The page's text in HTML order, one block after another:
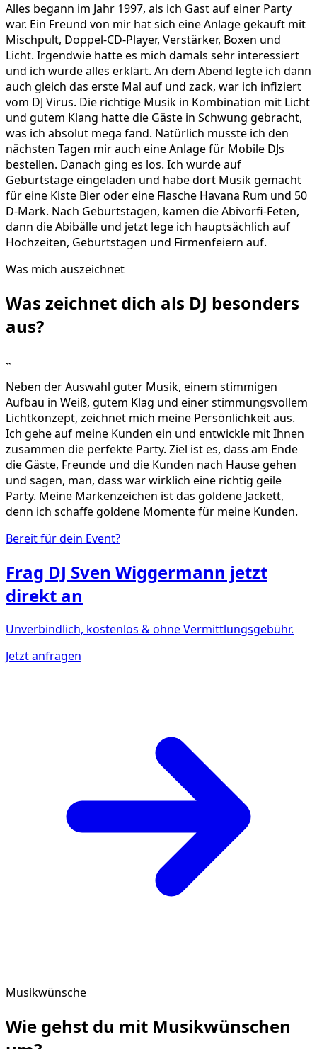
Alles begann im Jahr 1997, als ich Gast auf einer Party
war. Ein Freund von mir hat sich eine Anlage gekauft mit
Mischpult, Doppel-CD-Player, Verstärker, Boxen und
Licht. Irgendwie hatte es mich damals sehr interessiert
und ich wurde alles erklärt. An dem Abend legte ich dann
auch gleich das erste Mal auf und zack, war ich infiziert
vom DJ Virus. Die richtige Musik in Kombination mit Licht
und gutem Klang hatte die Gäste in Schwung gebracht,
was ich absolut mega fand. Natürlich musste ich den
nächsten Tagen mir auch eine Anlage für Mobile DJs
bestellen. Danach ging es los. Ich wurde auf
Geburtstage eingeladen und habe dort Musik gemacht
für eine Kiste Bier oder eine Flasche Havana Rum und 50
D-Mark. Nach Geburtstagen, kamen die Abivorfi-Feten,
dann die Abibälle und jetzt lege ich hauptsächlich auf
Hochzeiten, Geburtstagen und Firmenfeiern auf.
Was mich auszeichnet
Was zeichnet dich als DJ besonders
aus?
„
Neben der Auswahl guter Musik, einem stimmigen
Aufbau in Weiß, gutem Klag und einer stimmungsvollem
Lichtkonzept, zeichnet mich meine Persönlichkeit aus.
Ich gehe auf meine Kunden ein und entwickle mit Ihnen
zusammen die perfekte Party. Ziel ist es, dass am Ende
die Gäste, Freunde und die Kunden nach Hause gehen
und sagen, man, dass war wirklich eine richtig geile
Party. Meine Markenzeichen ist das goldene Jackett,
denn ich schaffe goldene Momente für meine Kunden.
Bereit für dein Event?
Frag DJ Sven Wiggermann jetzt
direkt an
Unverbindlich, kostenlos & ohne Vermittlungsgebühr.
Jetzt anfragen
Musikwünsche
Wie gehst du mit Musikwünschen